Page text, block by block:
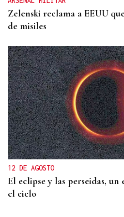
Zelenski reclama a EEUU
de misiles
12 DE AGOSTO
El eclipse y las perseidas, un
el cielo